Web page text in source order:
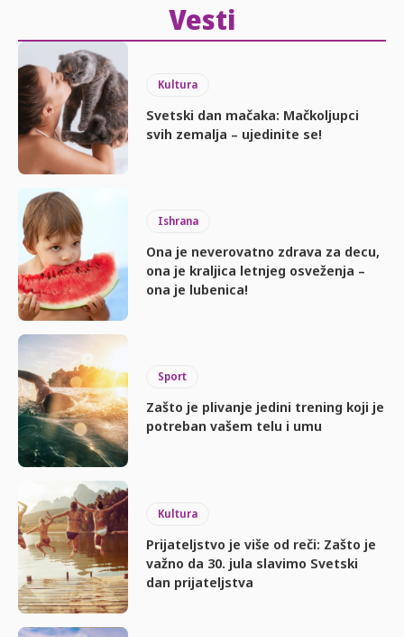
Vesti
Kultura
Svetski dan mačaka: Mačkoljupci
svih zemalja – ujedinite se!
Ishrana
Ona je neverovatno zdrava za decu,
ona je kraljica letnjeg osveženja –
ona je lubenica!
Sport
Zašto je plivanje jedini trening koji je
potreban vašem telu i umu
Kultura
Prijateljstvo je više od reči: Zašto je
važno da 30. jula slavimo Svetski
dan prijateljstva